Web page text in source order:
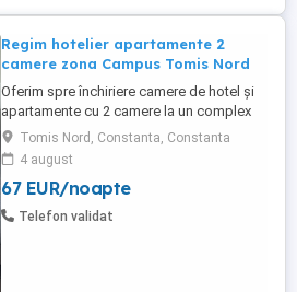
Regim hotelier apartamente 2
camere zona Campus Tomis Nord
Oferim spre închiriere camere de hotel și
apartamente cu 2 camere la un complex
hotelier de 3 și 4 stele . Contra cost avem
și mic dejun la cerere (40 lei de persoană)
Complexul hotelier se află în zona Tomis
Nord Campus Universitate. Dotări:
Complet mobilate și utilate modern Aer
Tomis Nord, Constanta, Constanta
4 august
67 EUR/noapte
Telefon validat